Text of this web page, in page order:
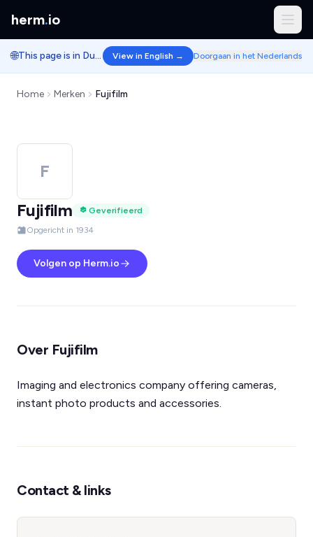
herm.io
🌐 This page is in Dutch. View in English → Doorgaan in het Nederlands
Home Merken Fujifilm
F
Fujifilm
Geverifieerd
Opgericht in 1934
Volgen op Herm.io
Over Fujifilm
Imaging and electronics company offering cameras,
instant photo products and accessories.
Contact & links